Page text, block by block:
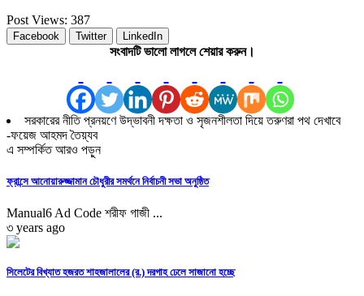
Post Views: 387
Facebook Twitter LinkedIn
সংবাদটি ভালো লাগলে শেয়ার করুন।
সরকারের নীতি প্রনয়ণে উদ্ভাবনী দক্ষতা ও সৃজনশীলতা দিয়ে তরুণরা পথ দেখাবে
-ফয়েজ আহমদ তৈয়্যব
এ সম্পর্কিত আরও পড়ুন
ফ্রান্সে আনোয়ারুজ্জামান চৌধুরীর সমর্থনে নির্বাচনী সভা অনুষ্ঠিত
Manual6 Ad Code শরীফ গাজী ...
৩ years ago
সিলেটের বিখ্যাত হজরত শাহজালালের (র.) দরগাহ ঢেলে সাজানো হচ্ছে